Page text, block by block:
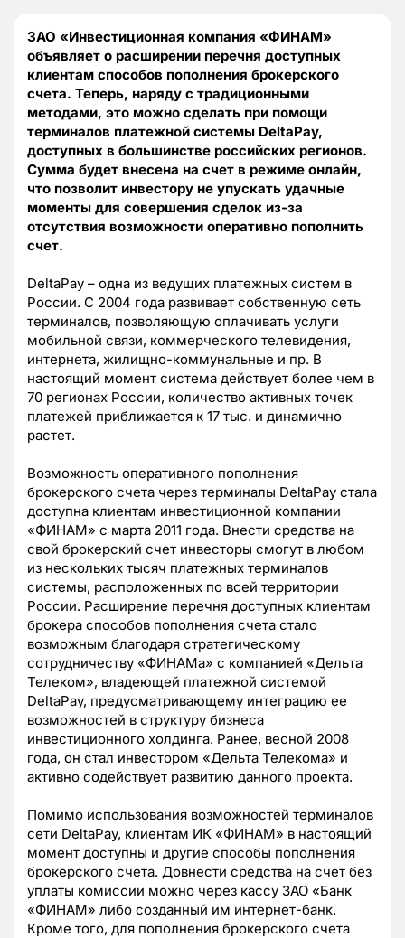
ЗАО «Инвестиционная компания «ФИНАМ»
объявляет о расширении перечня доступных
клиентам способов пополнения брокерского
счета. Теперь, наряду с традиционными
методами, это можно сделать при помощи
терминалов платежной системы DeltaPay,
доступных в большинстве российских регионов.
Сумма будет внесена на счет в режиме онлайн,
что позволит инвестору не упускать удачные
моменты для совершения сделок из-за
отсутствия возможности оперативно пополнить
счет.
DeltaPay – одна из ведущих платежных систем в
России. С 2004 года развивает собственную сеть
терминалов, позволяющую оплачивать услуги
мобильной связи, коммерческого телевидения,
интернета, жилищно-коммунальные и пр. В
настоящий момент система действует более чем в
70 регионах России, количество активных точек
платежей приближается к 17 тыс. и динамично
растет.
Возможность оперативного пополнения
брокерского счета через терминалы DeltaPay стала
доступна клиентам инвестиционной компании
«ФИНАМ» с марта 2011 года. Внести средства на
свой брокерский счет инвесторы смогут в любом
из нескольких тысяч платежных терминалов
системы, расположенных по всей территории
России. Расширение перечня доступных клиентам
брокера способов пополнения счета стало
возможным благодаря стратегическому
сотрудничеству «ФИНАМа» с компанией «Дельта
Телеком», владеющей платежной системой
DeltaPay, предусматривающему интеграцию ее
возможностей в структуру бизнеса
инвестиционного холдинга. Ранее, весной 2008
года, он стал инвестором «Дельта Телекома» и
активно содействует развитию данного проекта.
Помимо использования возможностей терминалов
сети DeltaPay, клиентам ИК «ФИНАМ» в настоящий
момент доступны и другие способы пополнения
брокерского счета. Довнести средства на счет без
уплаты комиссии можно через кассу ЗАО «Банк
«ФИНАМ» либо созданный им интернет-банк.
Кроме того, для пополнения брокерского счета